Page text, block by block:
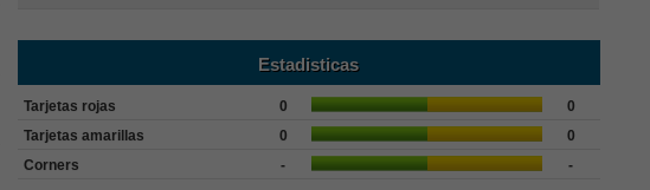
Estadisticas
Tarjetas rojas 0
0
Tarjetas amarillas
0
0
Corners
- -